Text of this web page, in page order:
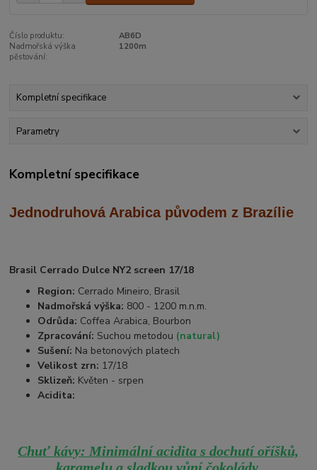
Číslo produktu:
AB6D
Nadmořská výška
pěstování:
1200m
Kompletní specifikace
Parametry
Kompletní specifikace
Jednodruhová Arabica původem z Brazílie
Brasil Cerrado Dulce NY2 screen 17/18
Region: Cerrado Mineiro, Brasil
Nadmořská výška: 800 - 1200 m.n.m.
Odrůda: Coffea Arabica, Bourbon
Zpracování: Suchou metodou (natural)
Sušení: Na betonových platech
Velikost zrn: 17/18
Sklizeň: Květen - srpen
Acidita:
Chuť kávy: Minimální acidita s dochutí oříšků,